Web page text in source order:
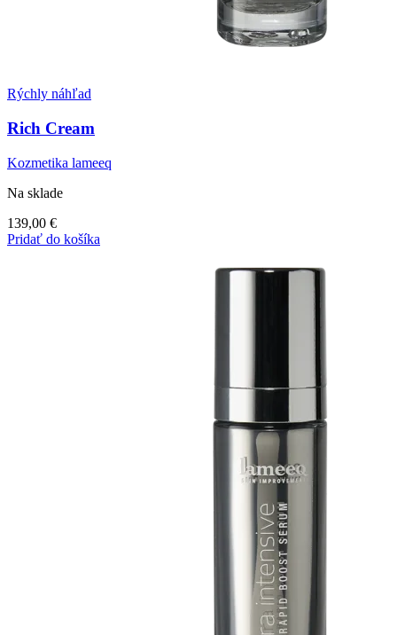
Rýchly náhľad
Rich Cream
Kozmetika lameeq
Na sklade
139,00 €
Pridať do košíka